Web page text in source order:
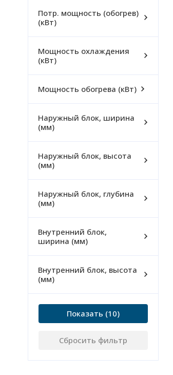
Потр. мощность (обогрев)
(кВт)
Мощность охлаждения
(кВт)
Мощность обогрева (кВт)
Наружный блок, ширина
(мм)
Наружный блок, высота
(мм)
Наружный блок, глубина
(мм)
Внутренний блок,
ширина (мм)
Внутренний блок, высота
(мм)
Показать
Сбросить фильтр